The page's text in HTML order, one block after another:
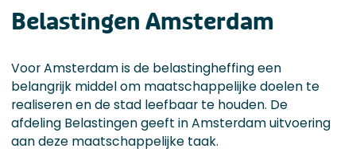
Belastingen Amsterdam
Voor Amsterdam is de belastingheffing een
belangrijk middel om maatschappelijke doelen te
realiseren en de stad leefbaar te houden. De
afdeling Belastingen geeft in Amsterdam uitvoering
aan deze maatschappelijke taak.